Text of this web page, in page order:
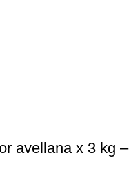
avellana x 3 kg –